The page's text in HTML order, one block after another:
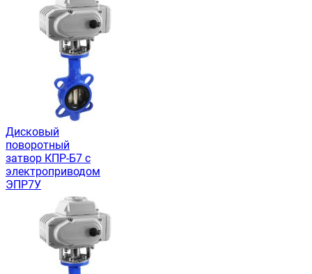
Дисковый
поворотный
затвор КПР-Б7 с
электроприводом
ЭПР7У